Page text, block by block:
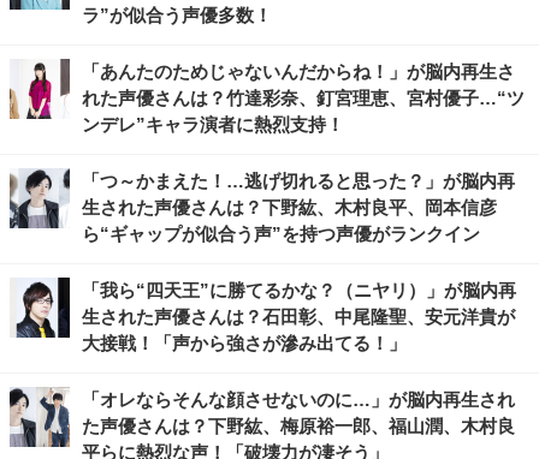
ラ”が似合う声優多数！
「あんたのためじゃないんだからね！」が脳内再生さ
れた声優さんは？竹達彩奈、釘宮理恵、宮村優子…“ツ
ンデレ”キャラ演者に熱烈支持！
「つ～かまえた！…逃げ切れると思った？」が脳内再
生された声優さんは？下野紘、木村良平、岡本信彦
ら“ギャップが似合う声”を持つ声優がランクイン
「我ら“四天王”に勝てるかな？（ニヤリ）」が脳内再
生された声優さんは？石田彰、中尾隆聖、安元洋貴が
大接戦！「声から強さが滲み出てる！」
「オレならそんな顔させないのに…」が脳内再生され
た声優さんは？下野紘、梅原裕一郎、福山潤、木村良
平らに熱烈な声！「破壊力が凄そう」